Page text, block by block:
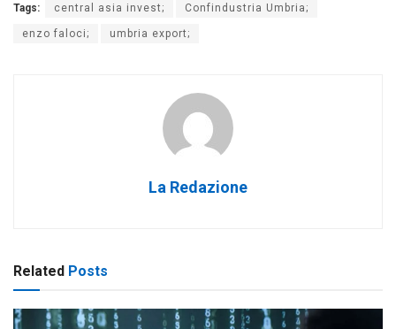
Tags: central asia invest; Confindustria Umbria;
enzo faloci; umbria export;
La Redazione
Related Posts